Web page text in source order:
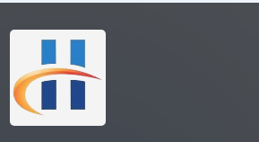
Luxo
para SPA
Água para Jacuzzi
Jacuzzi
para Banheira de